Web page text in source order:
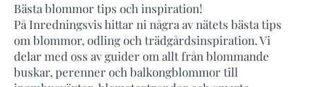
Bästa blommor tips och inspiration!
På Inredningsvis hittar ni några av nätets bästa tips
om blommor, odling och trädgårdsinspiration. Vi
delar med oss av guider om allt från blommande
buskar, perenner och balkongblommor till